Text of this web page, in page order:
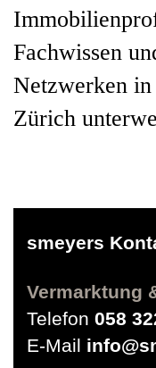
Fachwissen
Netzwerken
Zürich
smeyers
Vermarktung
Telefon 058
E-Mail